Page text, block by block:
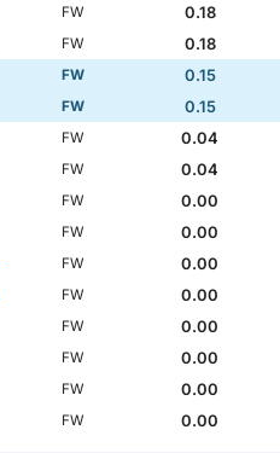
FW
0.18
FW
0.18
FW
0.15
FW
0.15
FW
0.04
FW
0.04
FW
0.00
FW
0.00
FW
0.00
FW
0.00
FW
0.00
FW
0.00
FW
0.00
FW 0.00